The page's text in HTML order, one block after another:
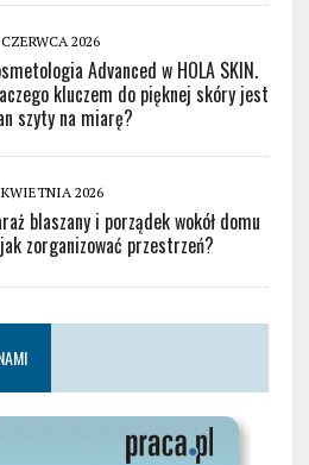
2026
Advanced w HOLA SKIN.
kluczem do pięknej skóry jest
szyty na miarę?
2026
blaszany i porządek wokół domu
zorganizować przestrzeń?